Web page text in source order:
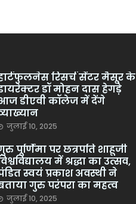
रिसर्च सेंटर मैसूर के
डॉ मोहन दास हेगड़े
डीएवी कॉलेज में देंगे
जुलाई 10, 2025
पूर्णिमा पर छत्रपति शाहूजी
में श्रद्धा का उत्सव,
स्वयं प्रकाश अवस्थी ने
गुरु परंपरा का महत्व
जुलाई 10, 2025